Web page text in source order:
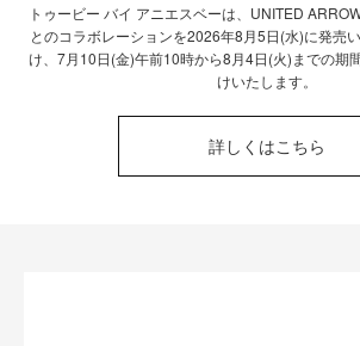
トゥービー バイ アニエスベーは、UNITED
とのコラボレーションを2026年8月5日(水)に発売
け、7月10日(金)午前10時から8月4日(火)までの期
けいたします。
詳しくはこちら